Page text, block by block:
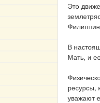
Это
В
Мать, и
ресурсы,
уважают